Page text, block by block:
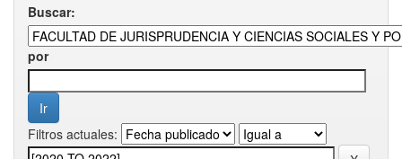
Buscar:
por
Filtros actuales: